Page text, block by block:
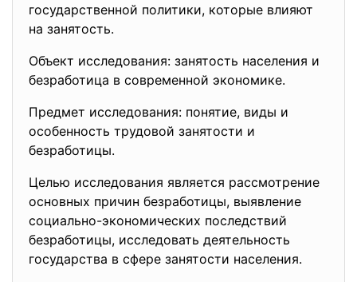
государственной политики, которые влияют
на занятость.
Объект исследования: занятость населения и
безработица в современной экономике.
Предмет исследования: понятие, виды и
особенность трудовой занятости и
безработицы.
Целью исследования является рассмотрение
основных причин безработицы, выявление
социально-экономических последствий
безработицы, исследовать деятельность
государства в сфере занятости населения.